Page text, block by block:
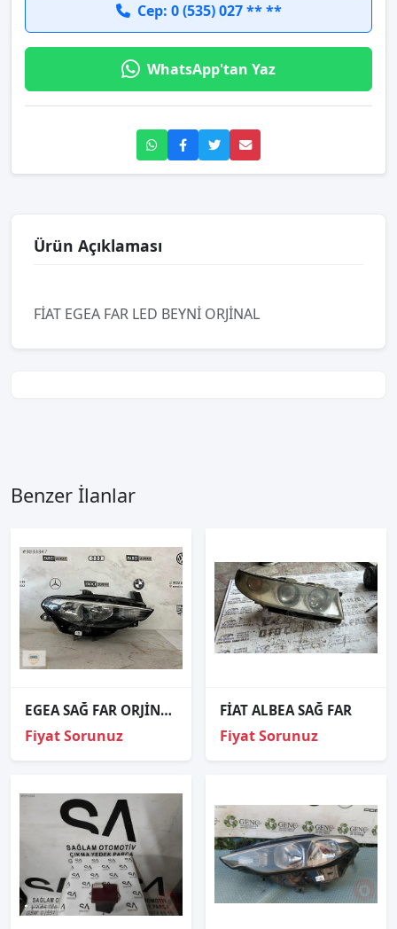
Cep: 0 (535) 027 ** **
WhatsApp'tan Yaz
Ürün Açıklaması
FİAT EGEA FAR LED BEYNİ ORJİNAL
Benzer İlanlar
EGEA SAĞ FAR ORJİNAL SİYAH ZEMİN
Fiyat Sorunuz
FİAT ALBEA SAĞ FAR
Fiyat Sorunuz